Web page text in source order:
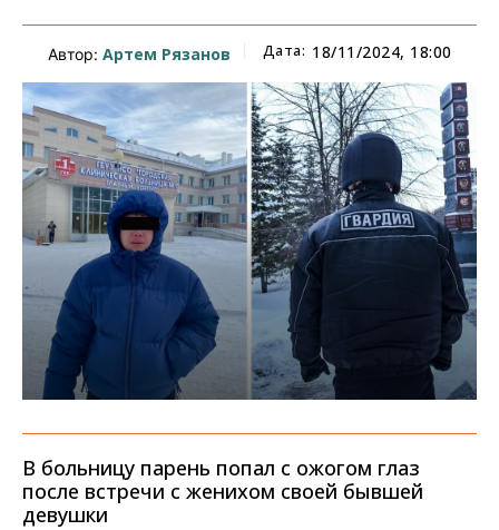
Автор: Артем Рязанов Дата: 18/11/2024, 18:00
В больницу парень попал с ожогом глаз
после встречи с женихом своей бывшей
девушки